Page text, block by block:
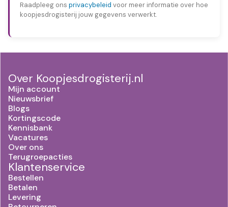
Raadpleeg ons privacybeleid voor meer informatie over hoe
koopjesdrogisterij jouw gegevens verwerkt.
Over Koopjesdrogisterij.nl
Mijn account
Nieuwsbrief
Blogs
Kortingscode
Kennisbank
Vacatures
Over ons
Terugroepacties
Klantenservice
Bestellen
Betalen
Levering